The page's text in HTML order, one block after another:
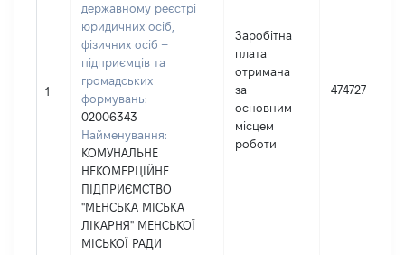
1
державному реєстрі
юридичних осіб,
фізичних осіб –
підприємців та
громадських
формувань:
02006343
Найменування:
КОМУНАЛЬНЕ
НЕКОМЕРЦІЙНЕ
ПІДПРИЄМСТВО
"МЕНСЬКА МІСЬКА
ЛІКАРНЯ" МЕНСЬКОЇ
МІСЬКОЇ РАДИ
Заробітна
плата
отримана
за
основним
місцем
роботи
474727